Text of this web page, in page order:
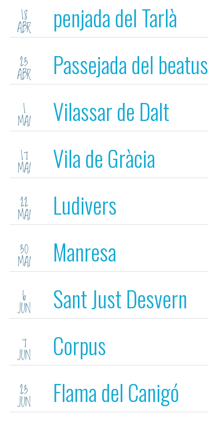
18
ABR
penjada del Tarlà
(matí)
23
ABR
Passejada del beatus
(St. Jordi)
1
MAI Vilassar de Dalt
17
MAI
Vila de Gràcia
(Barna)
22
MAI Ludivers
30
MAI Manresa
6
JUN Sant Just Desvern
7
JUN Corpus
23
JUN Flama del Canigó